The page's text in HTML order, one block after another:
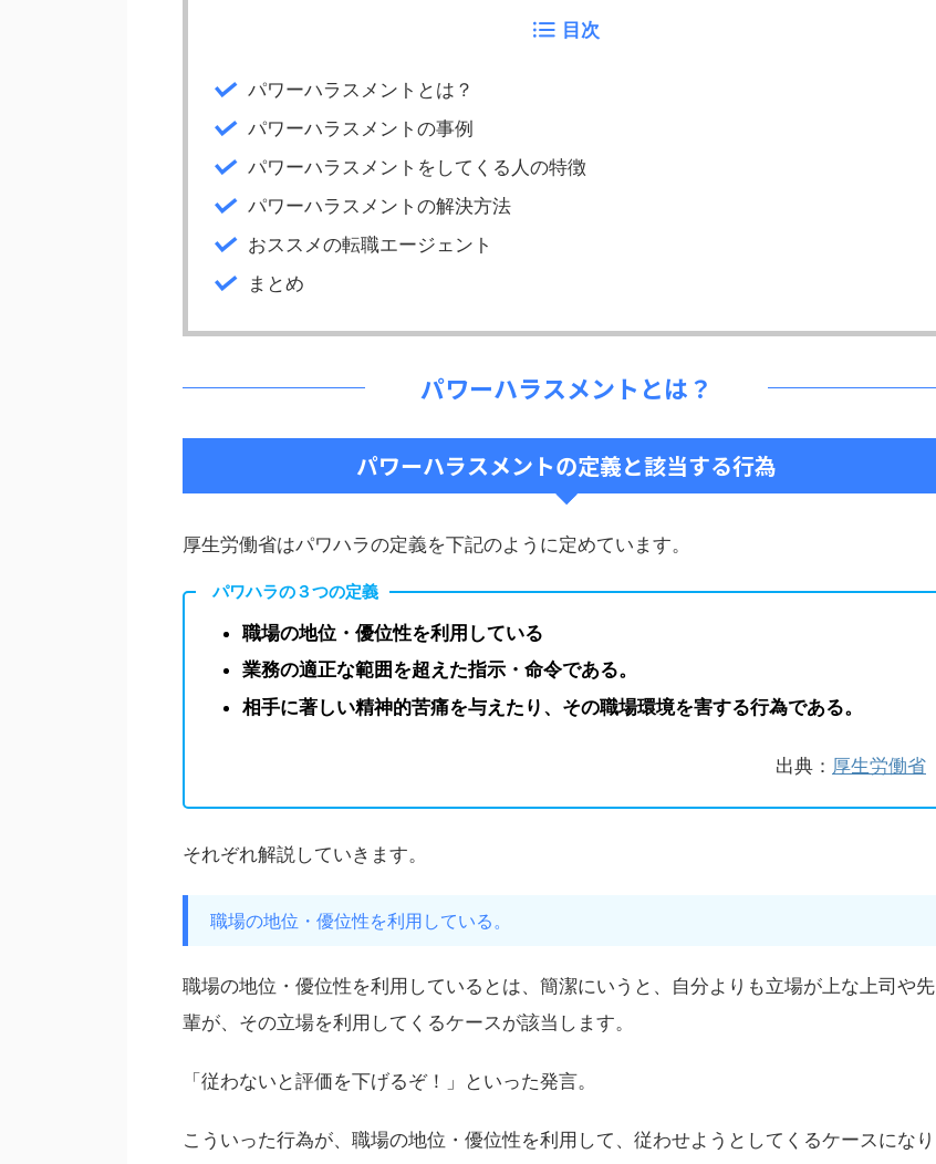
目次
パワーハラスメントとは？
パワーハラスメントの事例
パワーハラスメントをしてくる人の特徴
パワーハラスメントの解決方法
おススメの転職エージェント
まとめ
パワーハラスメントとは？
パワーハラスメントの定義と該当する行為
厚生労働省はパワハラの定義を下記のように定めています。
パワハラの３つの定義
職場の地位・優位性を利用している
業務の適正な範囲を超えた指示・命令である。
相手に著しい精神的苦痛を与えたり、その職場環境を害する行為である。
出典： 厚生労働省
それぞれ解説していきます。
職場の地位・優位性を利用している。
職場の地位・優位性を利用しているとは、簡潔にいうと、自分よりも立場が上な上司や先
輩が、その立場を利用してくるケースが該当します。
「従わないと評価を下げるぞ！」といった発言。
こういった行為が、職場の地位・優位性を利用して、従わせようとしてくるケースになり